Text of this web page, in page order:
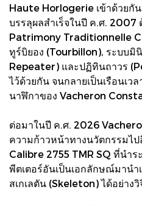
Haute Horlogerie เข้าด้วยกั
บรรลุผลสำเร็จในปี ค.ศ. 2007
Patrimony Traditionnelle
ทูร์บิยอง (Tourbillon), ระบบมิ
Repeater) และปฏิทินถาวร
ไว้ด้วยกัน จนกลายเป็นเรือนเ
นาฬิกาของ Vacheron
ต่อมาในปี ค.ศ. 2026
ความก้าวหน้าทางนวัตกรรมไ
Calibre 2755 TMR SQ ที่นำ
พีตเตอร์อันเป็นเอกลักษณ์มานำ
สเกเลตัน (Skeleton) ได้อย่าง